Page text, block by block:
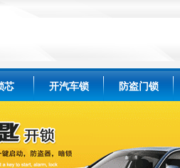
芯 开汽车锁 防盗门锁